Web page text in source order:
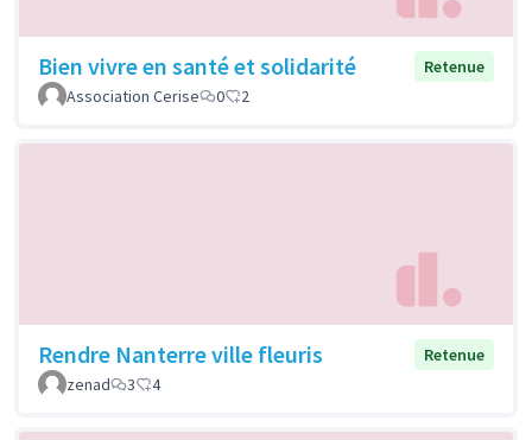
Bien vivre en santé et solidarité
Retenue
Association Cerise
0 2
Rendre Nanterre ville fleuris
Retenue
zenad
3 4